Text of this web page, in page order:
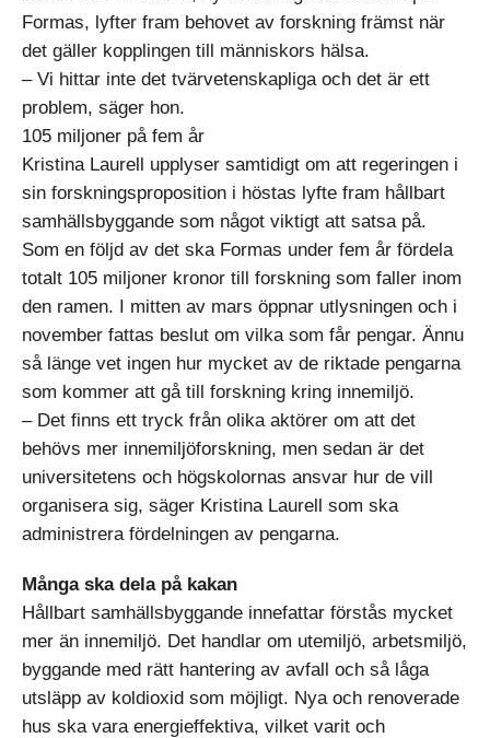
Formas, lyfter fram behovet av forskning främst när
det gäller kopplingen till människors hälsa.
– Vi hittar inte det tvärvetenskapliga och det är ett
problem, säger hon.
105 miljoner på fem år
Kristina Laurell upplyser samtidigt om att regeringen i
sin forskningsproposition i höstas lyfte fram hållbart
samhällsbyggande som något viktigt att satsa på.
Som en följd av det ska Formas under fem år fördela
totalt 105 miljoner kronor till forskning som faller inom
den ramen. I mitten av mars öppnar utlysningen och i
november fattas beslut om vilka som får pengar. Ännu
så länge vet ingen hur mycket av de riktade pengarna
som kommer att gå till forskning kring innemiljö.
– Det finns ett tryck från olika aktörer om att det
behövs mer innemiljöforskning, men sedan är det
universitetens och högskolornas ansvar hur de vill
organisera sig, säger Kristina Laurell som ska
administrera fördelningen av pengarna.
Många ska dela på kakan
Hållbart samhällsbyggande innefattar förstås mycket
mer än innemiljö. Det handlar om utemiljö, arbetsmiljö,
byggande med rätt hantering av avfall och så låga
utsläpp av koldioxid som möjligt. Nya och renoverade
hus ska vara energieffektiva, vilket varit och